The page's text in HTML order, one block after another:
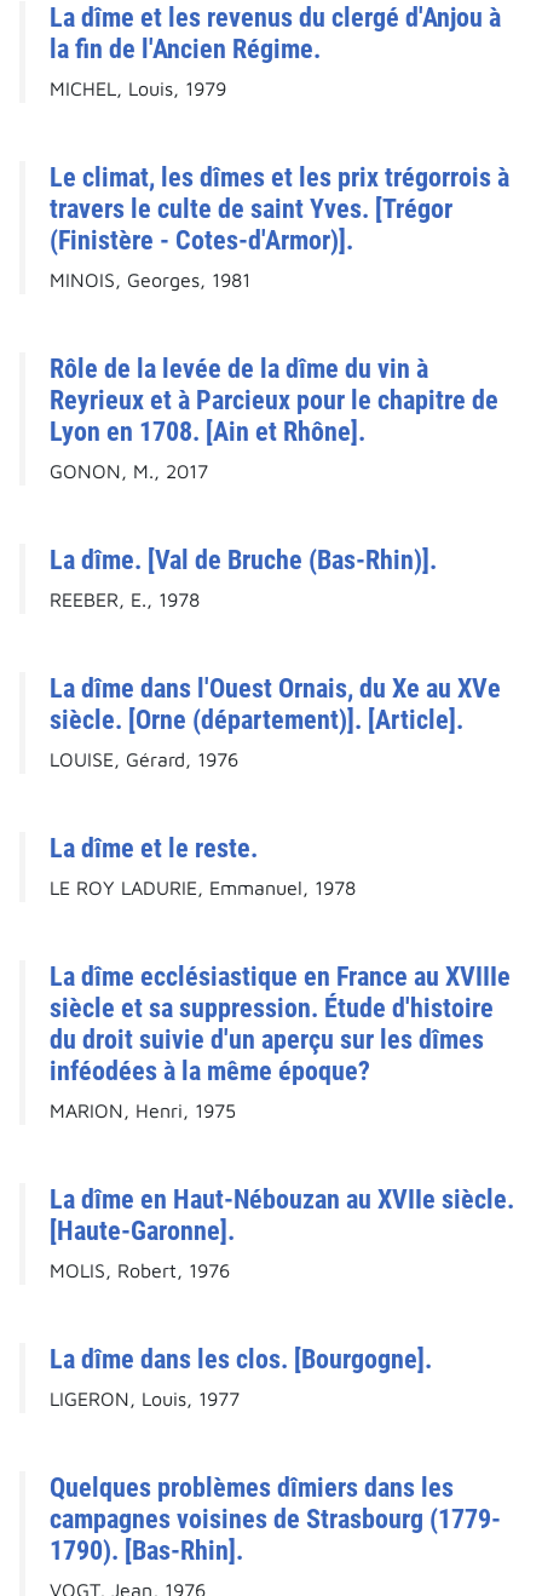
La dîme et les revenus du clergé d'Anjou à
la fin de l'Ancien Régime.
MICHEL, Louis, 1979
Le climat, les dîmes et les prix trégorrois à
travers le culte de saint Yves. [Trégor
(Finistère - Cotes-d'Armor)].
MINOIS, Georges, 1981
Rôle de la levée de la dîme du vin à
Reyrieux et à Parcieux pour le chapitre de
Lyon en 1708. [Ain et Rhône].
GONON, M., 2017
La dîme. [Val de Bruche (Bas-Rhin)].
REEBER, E., 1978
La dîme dans l'Ouest Ornais, du Xe au XVe
siècle. [Orne (département)]. [Article].
LOUISE, Gérard, 1976
La dîme et le reste.
LE ROY LADURIE, Emmanuel, 1978
La dîme ecclésiastique en France au XVIIIe
siècle et sa suppression. Étude d'histoire
du droit suivie d'un aperçu sur les dîmes
inféodées à la même époque?
MARION, Henri, 1975
La dîme en Haut-Nébouzan au XVIIe siècle.
[Haute-Garonne].
MOLIS, Robert, 1976
La dîme dans les clos. [Bourgogne].
LIGERON, Louis, 1977
Quelques problèmes dîmiers dans les
campagnes voisines de Strasbourg (1779-
1790). [Bas-Rhin].
VOGT, Jean, 1976